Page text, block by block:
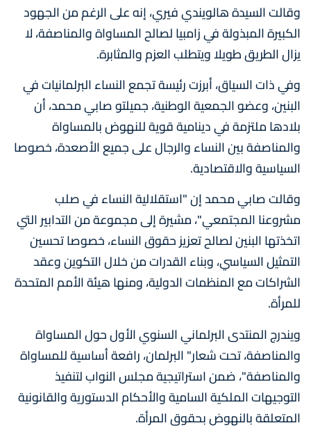
وقالت السيدة هالويندي فيري، إنه على الرغم من الجهود
الكبيرة المبذولة في زامبيا لصالح المساواة والمناصفة، لا
يزال الطريق طويلا ويتطلب العزم والمثابرة.
وفي ذات السياق، أبرزت رئيسة تجمع النساء البرلمانيات في
البنين، وعضو الجمعية الوطنية، جميلتو صابي محمد، أن
بلادها ملتزمة في دينامية قوية للنهوض بالمساواة
والمناصفة بين النساء والرجال على جميع الأصعدة، خصوصا
السياسية والاقتصادية.
وقالت صابي محمد إن "استقلالية النساء في صلب
مشروعنا المجتمعي"، مشيرة إلى مجموعة من التدابير التي
اتخذتها البنين لصالح تعزيز حقوق النساء، خصوصا تحسين
التمثيل السياسي، وبناء القدرات من خلال التكوين وعقد
الشراكات مع المنظمات الدولية، ومنها هيئة الأمم المتحدة
للمرأة.
ويندرج المنتدى البرلماني السنوي الأول حول المساواة
والمناصفة، تحت شعار" البرلمان، رافعة أساسية للمساواة
والمناصفة"، ضمن استراتيجية مجلس النواب لتنفيذ
التوجيهات الملكية السامية والأحكام الدستورية والقانونية
المتعلقة بالنهوض بحقوق المرأة.